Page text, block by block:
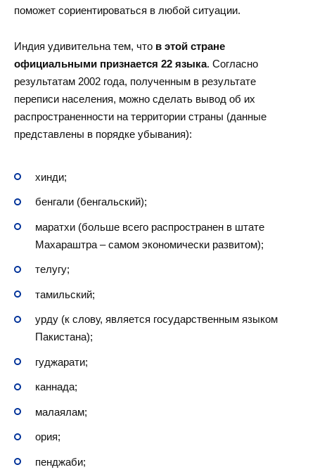
поможет сориентироваться в любой ситуации.
Индия удивительна тем, что в этой стране
официальными признается 22 языка. Согласно
результатам 2002 года, полученным в результате
переписи населения, можно сделать вывод об их
распространенности на территории страны (данные
представлены в порядке убывания):
хинди;
бенгали (бенгальский);
маратхи (больше всего распространен в штате
Махараштра – самом экономически развитом);
телугу;
тамильский;
урду (к слову, является государственным языком
Пакистана);
гуджарати;
каннада;
малаялам;
ория;
пенджаби;